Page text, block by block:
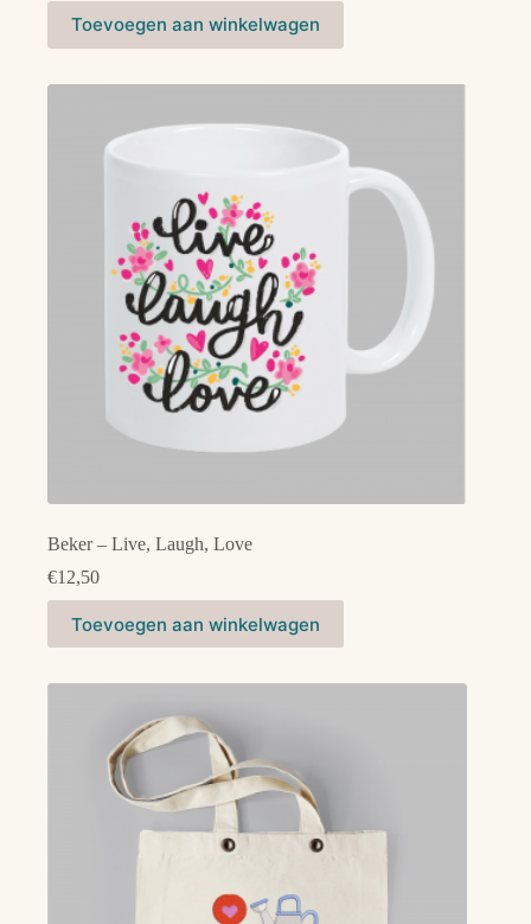
Toevoegen aan winkelwagen
Beker – Live, Laugh, Love
€12,50
Toevoegen aan winkelwagen